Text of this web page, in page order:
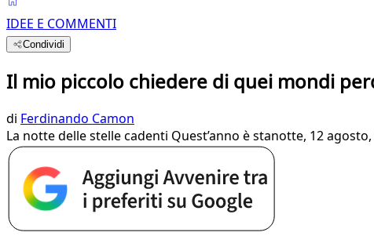
IDEE E COMMENTI
Condividi
Il mio piccolo chiedere di quei mondi
di Ferdinando Camon
La notte delle stelle cadenti Quest’anno è stanotte, 12